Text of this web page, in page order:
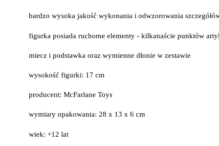
bardzo wysoka jakość wykonania i odwzorowania
figurka posiada ruchome elementy - kilkanaście punktów
miecz i podstawka oraz wymienne dłonie w zestawie
wysokość figurki: 17 cm
producent: McFarlane Toys
wymiary opakowania: 28 x 13 x 6 cm
wiek: +12 lat